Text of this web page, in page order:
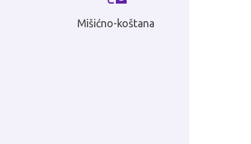
Mišićno-koštana